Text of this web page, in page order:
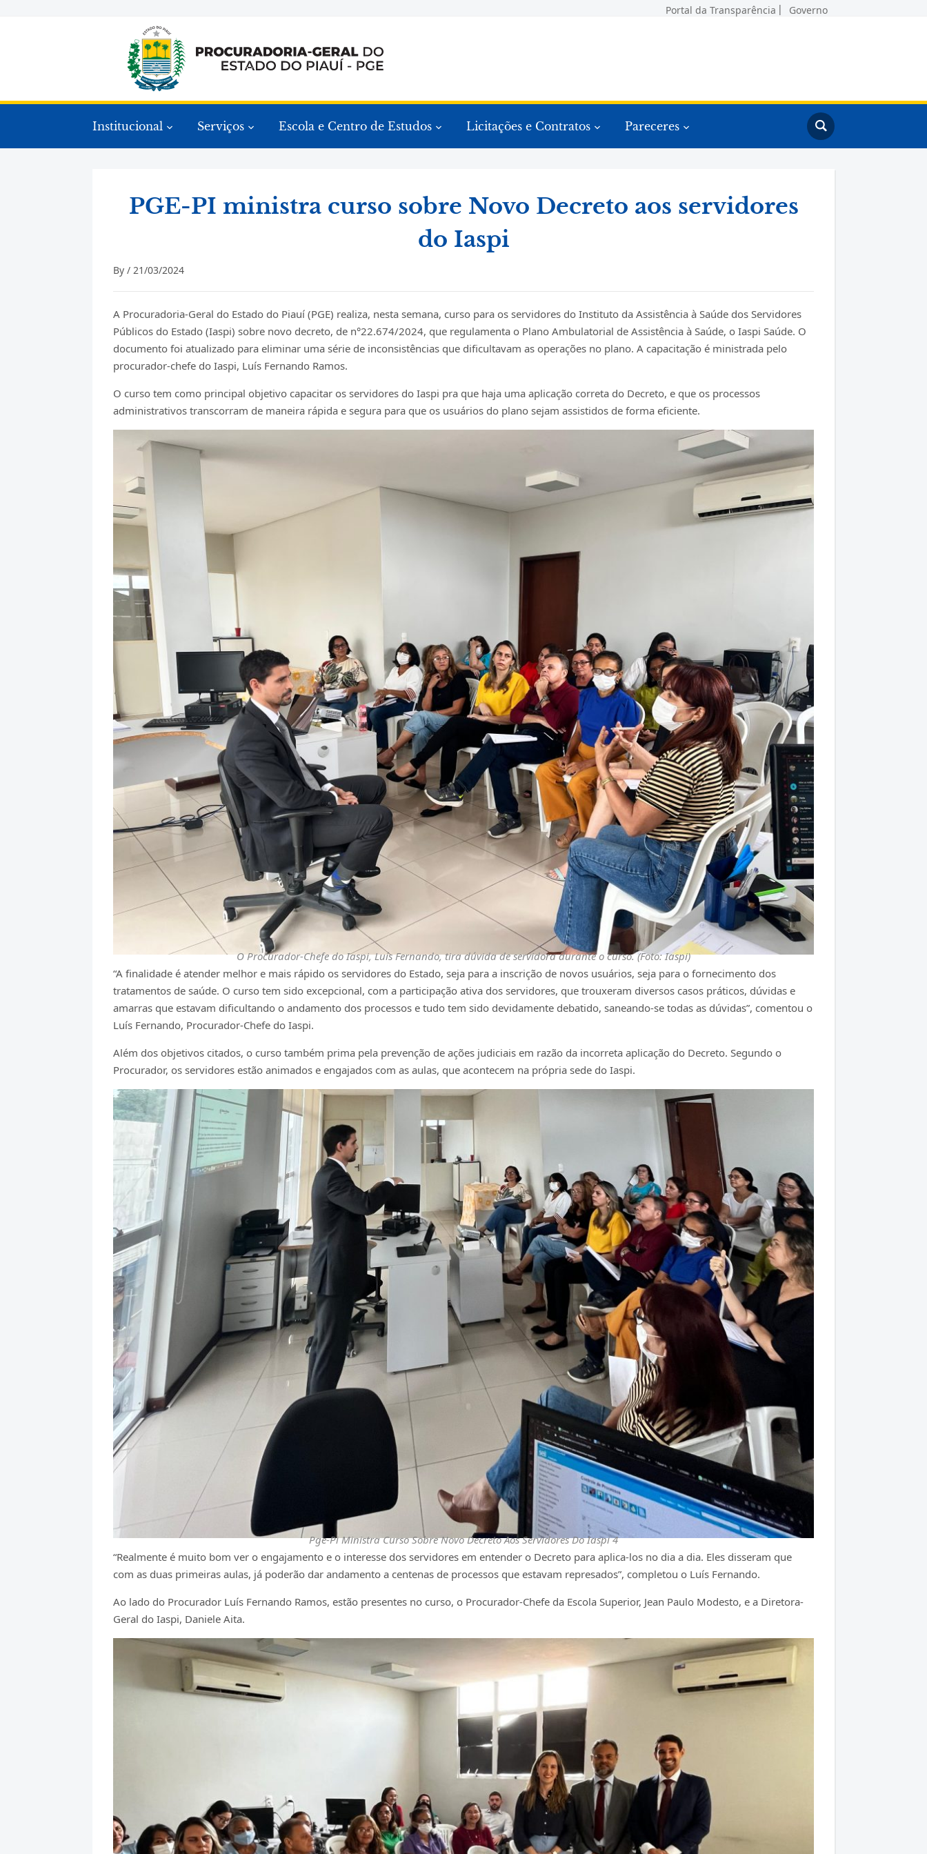
Portal da Transparência Governo
Institucional Serviços Escola e Centro de Estudos Licitações e Contratos Pareceres
PGE-PI ministra curso sobre Novo Decreto aos servidores
do Iaspi
By /21/03/2024
A Procuradoria-Geral do Estado do Piauí (PGE) realiza, nesta semana, curso para os servidores do Instituto da Assistência à Saúde dos Servidores
Públicos do Estado (Iaspi) sobre novo decreto, de n°22.674/2024, que regulamenta o Plano Ambulatorial de Assistência à Saúde, o Iaspi Saúde. O
documento foi atualizado para eliminar uma série de inconsistências que dificultavam as operações no plano. A capacitação é ministrada pelo
procurador-chefe do Iaspi, Luís Fernando Ramos.
O curso tem como principal objetivo capacitar os servidores do Iaspi pra que haja uma aplicação correta do Decreto, e que os processos
administrativos transcorram de maneira rápida e segura para que os usuários do plano sejam assistidos de forma eficiente.
O Procurador-Chefe do Iaspi, Luís Fernando, tira dúvida de servidora durante o curso. (Foto: Iaspi)
“A finalidade é atender melhor e mais rápido os servidores do Estado, seja para a inscrição de novos usuários, seja para o fornecimento dos
tratamentos de saúde. O curso tem sido excepcional, com a participação ativa dos servidores, que trouxeram diversos casos práticos, dúvidas e
amarras que estavam dificultando o andamento dos processos e tudo tem sido devidamente debatido, saneando-se todas as dúvidas”, comentou o
Luís Fernando, Procurador-Chefe do Iaspi.
Além dos objetivos citados, o curso também prima pela prevenção de ações judiciais em razão da incorreta aplicação do Decreto. Segundo o
Procurador, os servidores estão animados e engajados com as aulas, que acontecem na própria sede do Iaspi.
Pge-Pi Ministra Curso Sobre Novo Decreto Aos Servidores Do Iaspi 4
“Realmente é muito bom ver o engajamento e o interesse dos servidores em entender o Decreto para aplica-los no dia a dia. Eles disseram que
com as duas primeiras aulas, já poderão dar andamento a centenas de processos que estavam represados”, completou o Luís Fernando.
Ao lado do Procurador Luís Fernando Ramos, estão presentes no curso, o Procurador-Chefe da Escola Superior, Jean Paulo Modesto, e a Diretora-
Geral do Iaspi, Daniele Aita.